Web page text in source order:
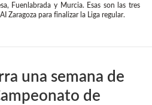
Fuenlabrada y Murcia. Esas son las tres
Zaragoza para finalizar la Liga regular.
una semana de
de